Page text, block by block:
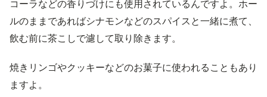
コーラなどの香りづけにも使用されているんですよ。ホー
ルのままであればシナモンなどのスパイスと一緒に煮て、
飲む前に茶こしで濾して取り除きます。
焼きリンゴやクッキーなどのお菓子に使われることもあり
ますよ。